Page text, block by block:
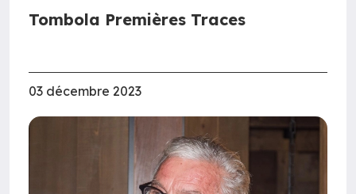
Tombola Premières Traces
03 décembre 2023